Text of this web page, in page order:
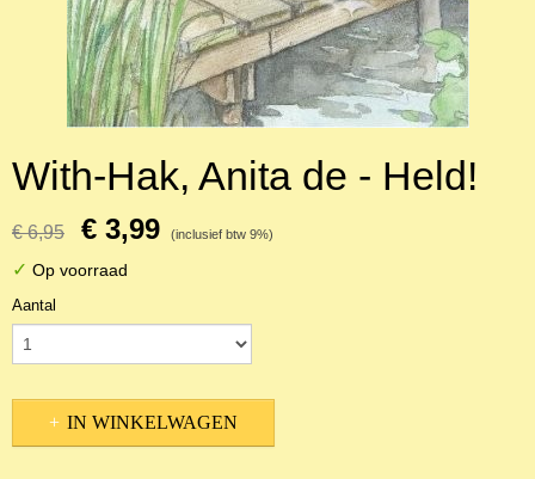
With-Hak, Anita de - Held!
€ 6,95 € 3,99 (inclusief btw 9%)
✓ Op voorraad
Aantal
IN WINKELWAGEN